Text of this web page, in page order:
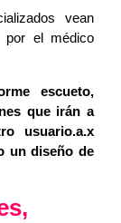
vean
por el médico
escueto,
que irán a
usuario.a.x
un diseño de